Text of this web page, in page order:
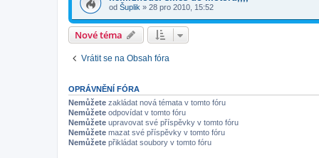
od Šuplik » 28 pro 2010, 15:52
Nové téma
Vrátit se na Obsah fóra
OPRÁVNĚNÍ FÓRA
Nemůžete zakládat nová témata v tomto fóru
Nemůžete odpovídat v tomto fóru
Nemůžete upravovat své příspěvky v tomto fóru
Nemůžete mazat své příspěvky v tomto fóru
Nemůžete přikládat soubory v tomto fóru